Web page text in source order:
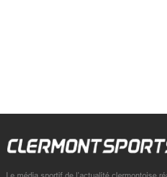
Le média sportif de l’actualité clermontoise